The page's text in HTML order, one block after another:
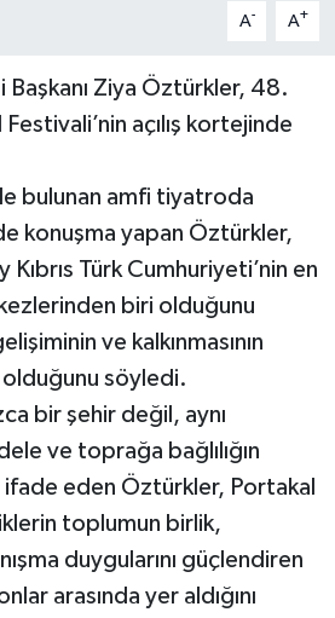
A- A+
Ziya Öztürkler, 48.
açılış kortejinde
bulunan amfi tiyatroda
konuşma yapan Öztürkler,
Kıbrıs Türk Cumhuriyeti’nin en
biri olduğunu
ve kalkınmasının
söyledi.
bir şehir değil, aynı
ve toprağa bağlılığın
eden Öztürkler, Portakal
toplumun birlik,
duygularını güçlendiren
arasında yer aldığını